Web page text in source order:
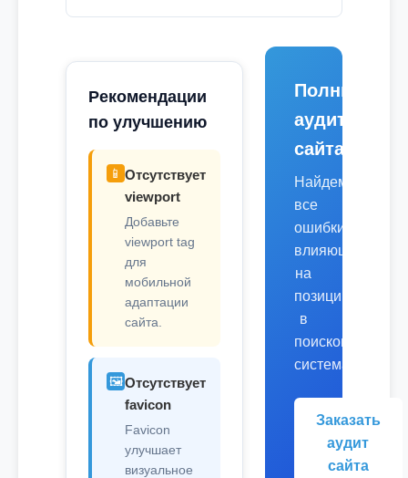
Рекомендации
по улучшению
📱 Отсутствует
viewport
Добавьте
viewport tag
для
мобильной
адаптации
сайта.
🖼️Отсутствует
favicon
Favicon
улучшает
визуальное
Полный
аудит
сайта
Найдем
все
ошибки,
влияющие
на
позиции
в
поисковых
системах.
Заказать
аудит
сайта